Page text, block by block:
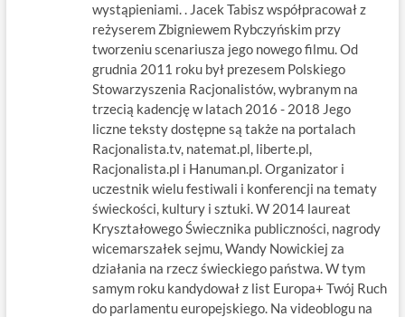
wystąpieniami. . Jacek Tabisz współpracował z
reżyserem Zbigniewem Rybczyńskim przy
tworzeniu scenariusza jego nowego filmu. Od
grudnia 2011 roku był prezesem Polskiego
Stowarzyszenia Racjonalistów, wybranym na
trzecią kadencję w latach 2016 - 2018 Jego
liczne teksty dostępne są także na portalach
Racjonalista.tv, natemat.pl, liberte.pl,
Racjonalista.pl i Hanuman.pl. Organizator i
uczestnik wielu festiwali i konferencji na tematy
świeckości, kultury i sztuki. W 2014 laureat
Kryształowego Świecznika publiczności, nagrody
wicemarszałek sejmu, Wandy Nowickiej za
działania na rzecz świeckiego państwa. W tym
samym roku kandydował z list Europa+ Twój Ruch
do parlamentu europejskiego. Na videoblogu na